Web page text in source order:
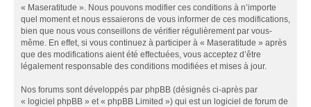
« Maseratitude ». Nous pouvons modifier ces conditions à n’importe
quel moment et nous essaierons de vous informer de ces modifications,
bien que nous vous conseillons de vérifier régulièrement par vous-
même. En effet, si vous continuez à participer à « Maseratitude » après
que des modifications aient été effectuées, vous acceptez d’être
légalement responsable des conditions modifiées et mises à jour.
Nos forums sont développés par phpBB (désignés ci-après par
« logiciel phpBB » et « phpBB Limited ») qui est un logiciel de forum de